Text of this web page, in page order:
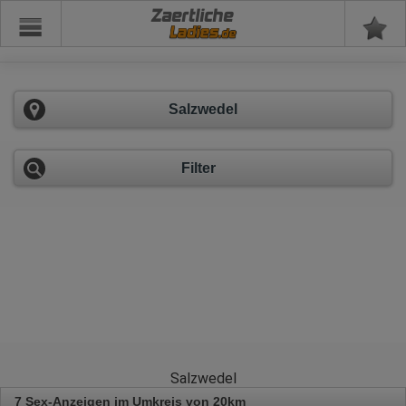
Zaertliche
Salzwedel
Filter
Salzwedel
7 Sex-Anzeigen im Umkreis von 20km